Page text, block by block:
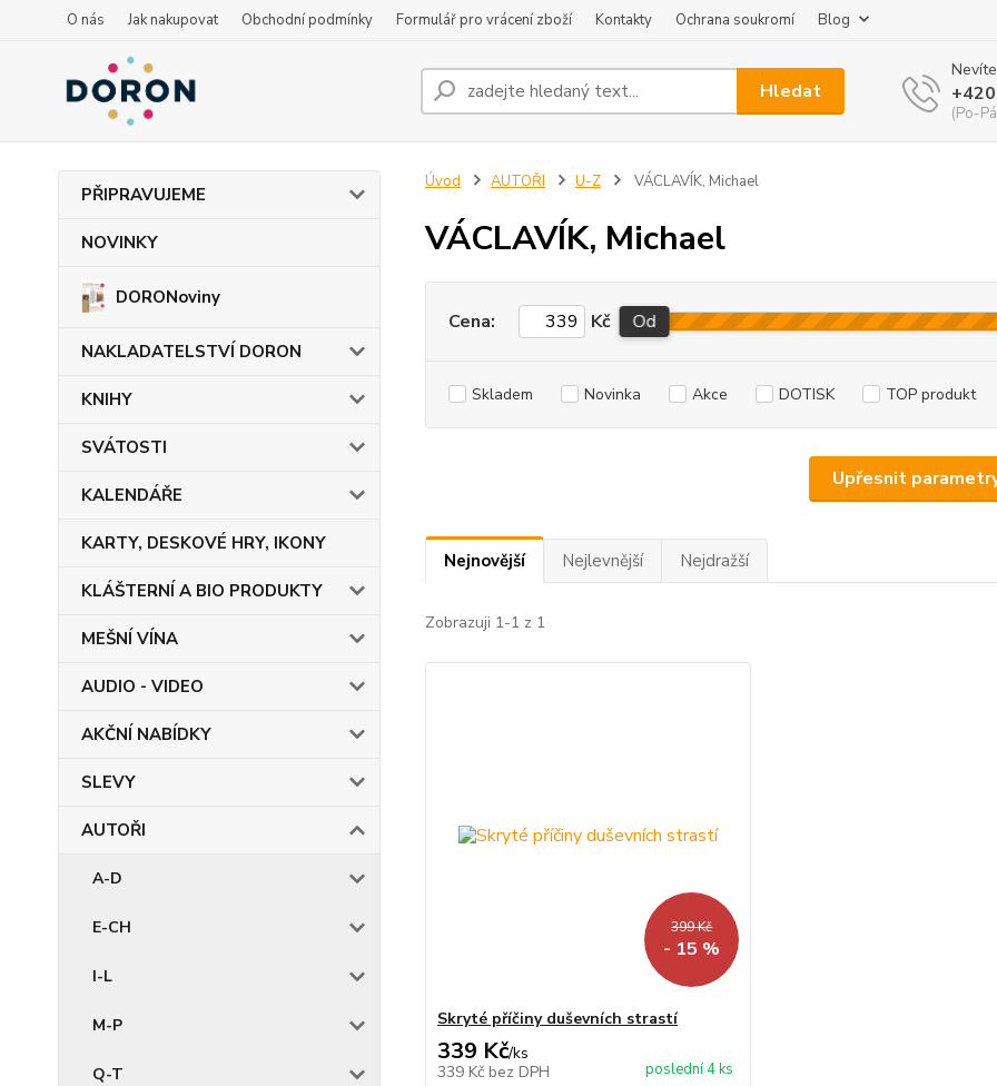
O nás Jak nakupovat Obchodní podmínky Formulář pro vrácení zboží Kontakty Ochrana soukromí Blog
Hledat
(Po-
PŘIPRAVUJEME
NOVINKY
DORONoviny
NAKLADATELSTVÍ DORON
KNIHY
SVÁTOSTI
KALENDÁŘE
KARTY, DESKOVÉ HRY, IKONY
KLÁŠTERNÍ A BIO PRODUKTY
MEŠNÍ VÍNA
AUDIO - VIDEO
AKČNÍ NABÍDKY
SLEVY
AUTOŘI
A-D
E-CH
I-L
M-P
Q-T
Úvod AUTOŘI U-Z VÁCLAVÍK, Michael
VÁCLAVÍK, Michael
Upřesnit
Cena: Kč Od
Skladem Novinka Akce DOTISK TOP produkt
Nejnovější Nejlevnější Nejdražší
Zobrazuji 1-1 z 1
399 Kč
- 15 %
Skryté příčiny duševních strastí
339 Kč/ks
339 Kč bez DPH poslední 4 ks